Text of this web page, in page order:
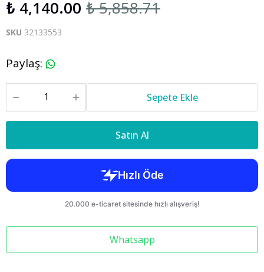
₺ 4,140.00 ₺ 5,858.71
SKU 32133553
Paylaş:
Sepete Ekle
Satın Al
Whatsapp